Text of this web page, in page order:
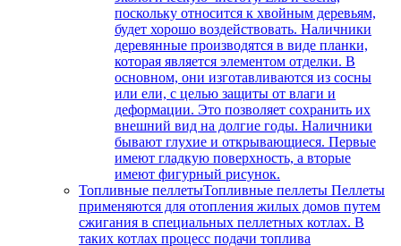
поскольку относится к хвойным деревьям,
будет хорошо воздействовать. Наличники
деревянные производятся в виде планки,
которая является элементом отделки. В
основном, они изготавливаются из сосны
или ели, с целью защиты от влаги и
деформации. Это позволяет сохранить их
внешний вид на долгие годы. Наличники
бывают глухие и открывающиеся. Первые
имеют гладкую поверхность, а вторые
имеют фигурный рисунок.
Топливные пеллетыТопливные пеллеты Пеллеты
применяются для отопления жилых домов путем
сжигания в специальных пеллетных котлах. В
таких котлах процесс подачи топлива